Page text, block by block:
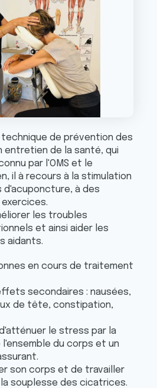
technique de prévention des
entretien de la santé, qui
par l'OMS et le
il à recours à la stimulation
d'acuponcture, à des
les troubles
et ainsi aider les
aidants.
en cours de traitement
secondaires : nausées,
de tête, constipation,
le stress par la
du corps et un
son corps et de travailler
souplesse des cicatrices.